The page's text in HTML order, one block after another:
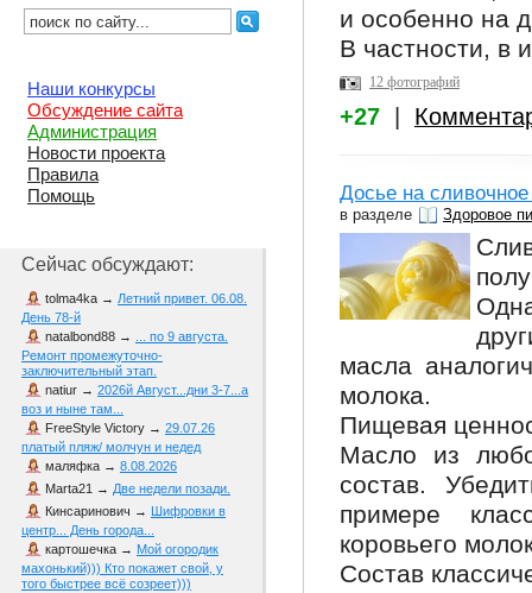
и особенно на
В частности, в
12 фотографий
+27
Досье на
в разделе Здоровое
масла
молока.
Пищевая
Масло из
состав.
примере
коровьего
Состав
Наши конкурсы
Обсуждение сайта
Администрация
Новости проекта
Правила
Помощь
Сейчас обсуждают:
tolma4ka → Летний привет. 06.08.
День 78-й
natalbond88 → ... по 9 августа.
Ремонт промежуточно-
заключительный этап.
natiur → 2026й Август...дни 3-7...а
воз и ныне там...
FreeStyle Victory → 29.07.26
платый пляж/ молчун и недед
маляфка → 8.08.2026
Marta21 → Две недели позади.
Кинсаринович → Шифровки в
центр... День города...
картошечка → Мой огородик
махонький))) Кто покажет свой, у
того быстрее всё созреет)))